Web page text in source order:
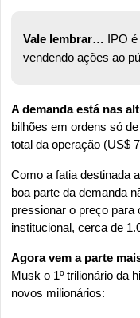
Vale lembrar… IPO
vendendo ações ao
A demanda está nas
bilhões em ordens só
total da operação (US$
Como a fatia destinada
boa parte da demanda
pressionar o preço
institucional, cerca de
Agora vem a parte
Musk o 1º trilionário da
novos milionários: